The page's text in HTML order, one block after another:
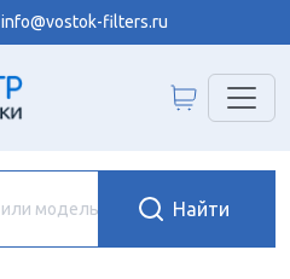
info@vostok-filters.ru